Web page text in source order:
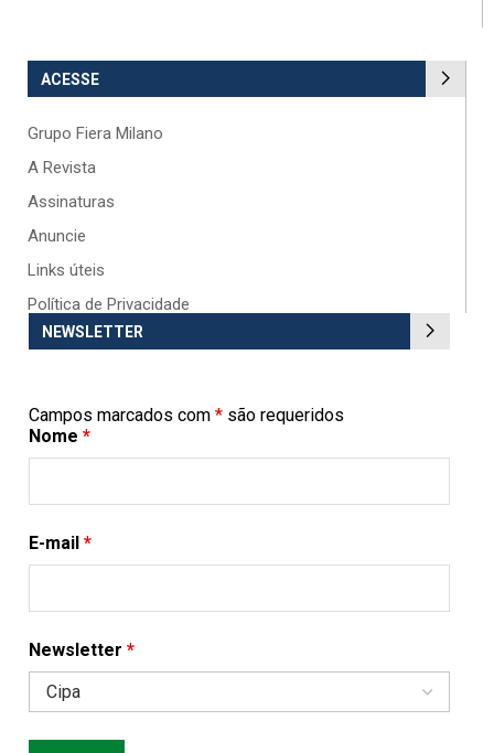
ACESSE
Grupo Fiera Milano
A Revista
Assinaturas
Anuncie
Links úteis
Política de Privacidade
NEWSLETTER
Campos marcados com * são requeridos
Nome *
E-mail *
Newsletter *